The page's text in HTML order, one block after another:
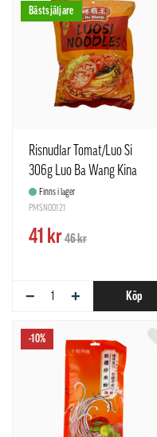
Bästsjäljare
Risnudlar Tomat/Luo Si
306g Luo Ba Wang Kina
Finns i lager
PMSN00121
41 kr46 kr
− + Köp
-10%